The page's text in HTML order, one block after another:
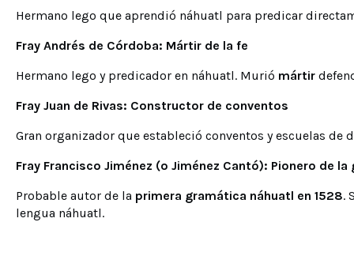
Hermano lego que aprendió náhuatl para predicar
Fray Andrés de Córdoba: Mártir de la fe
Hermano lego y predicador en náhuatl. Murió mártir
Fray Juan de Rivas: Constructor de conventos
Gran organizador que estableció conventos y escuelas
Fray Francisco Jiménez (o Jiménez Cantó): Pionero de
Probable autor de la primera gramática náhuatl en 1528.
lengua náhuatl.